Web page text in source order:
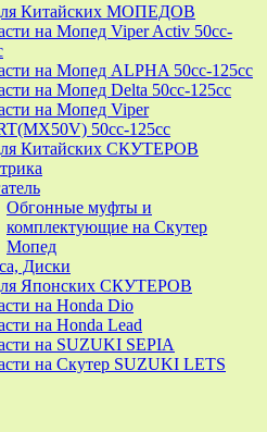
Китайских МОПЕДОВ
на Мопед Viper Activ 50cc-
на Мопед ALPHA 50cc-125cc
на Мопед Delta 50cc-125cc
на Мопед Viper
50cc-125cc
Китайских СКУТЕРОВ
Обгонные муфты и
комплектующие на Скутер
Мопед
Диски
Японских СКУТЕРОВ
на Honda Dio
на Honda Lead
на SUZUKI SEPIA
на Скутер SUZUKI LETS